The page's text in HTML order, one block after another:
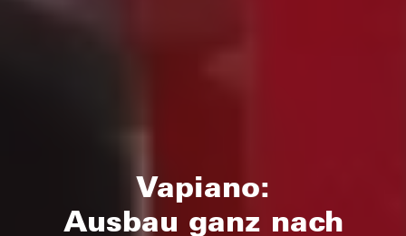
Vapiano:
Ausbau ganz nach